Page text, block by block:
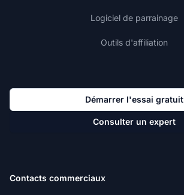
Logiciel de parrainage
Outils d'affiliation
Démarrer l'essai gratuit
Consulter un expert
Contacts commerciaux